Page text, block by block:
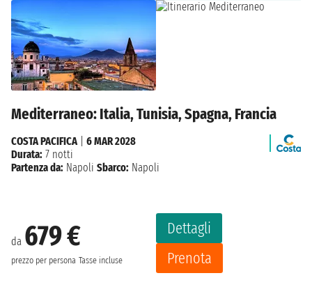
Mediterraneo: Italia, Tunisia, Spagna, Francia
da 679 €
prezzo per persona Tasse incluse
Dettagli
Prenota
COSTA PACIFICA
6 MAR 2028
Durata: 7 notti
Partenza da: Napoli Sbarco: Napoli